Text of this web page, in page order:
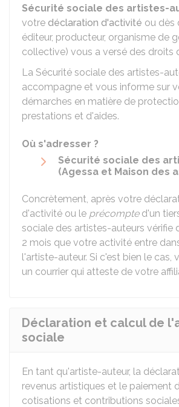
Sécurité sociale des artistes-
votre déclaration d'activité ou dès
éditeur, producteur, organisme de
collective) vous a versé des droits
La Sécurité sociale des artistes-
accompagne et vous informe sur
démarches en matière de
prestations et d'aides.
Où s'adresser ?
Sécurité sociale des
(Agessa et Maison des
Concrètement, après votre
d'activité ou le précompted'un
sociale des artistes-auteurs vérifie
2 mois que votre activité entre
l'artiste-auteur. Si c'est bien le cas,
un courrier qui atteste de votre
Déclaration et calcul de
sociale
En tant qu'artiste-auteur, la
revenus artistiques et le paiement
cotisations et contributions